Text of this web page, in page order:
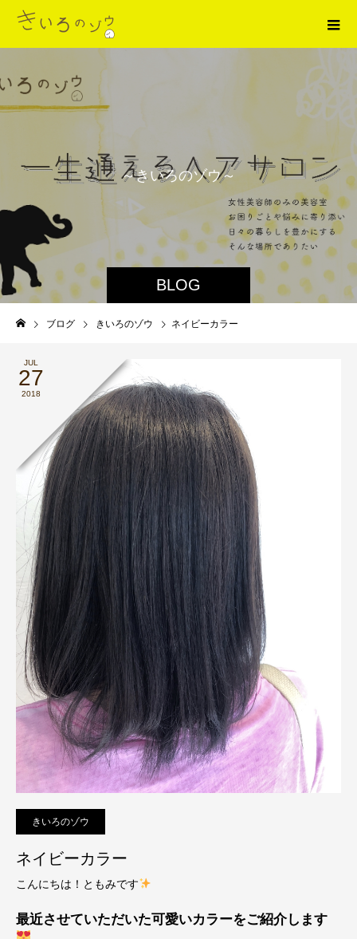
BLOG
～きいろのゾウ～
ブログ きいろのゾウ ネイビーカラー
JUL
27
2018
きいろのゾウ
ネイビーカラー
こんにちは！ともみです
最近させていただいた可愛いカラーをご紹介します